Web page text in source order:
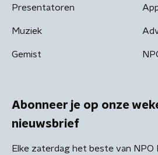
Presentatoren
Muziek
Gemist
Abonneer je op onze
nieuwsbrief
Elke zaterdag het beste van NPO